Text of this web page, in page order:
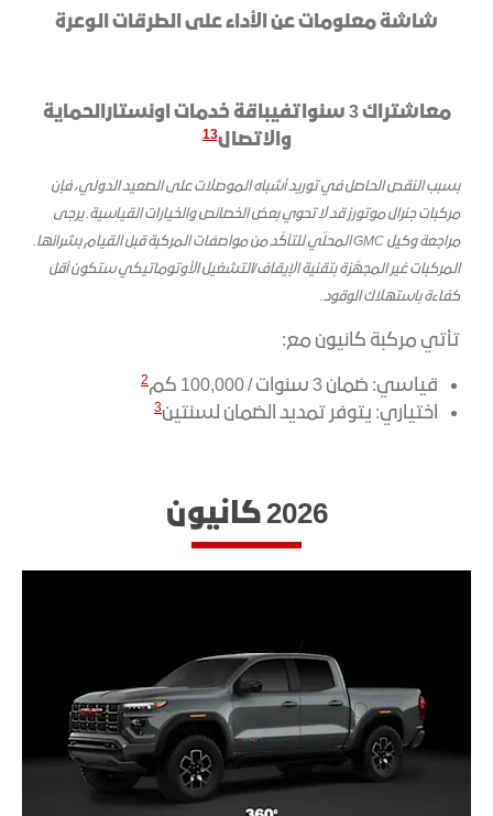
شاشة معلومات عن الأداء على الطرقات الوعرة
معاشتراك3 سنواتفيباقة خدمات اونستارالحماية
والاتصال13
بسبب النقص الحاصل في توريد أشباه الموصلات على الصعيد الدولي، فإن
مركبات جنرال موتورز قد لا تحوي بعض الخصائص والخيارات القياسية. يرجى
مراجعة وكيل GMC المحلّي للتأكّد من مواصفات المركبة قبل القيام بشرائها.
المركبات غير المجهَّزة بتقنية الإيقاف/التشغيل الأوتوماتيكي ستكون أقل
كفاءة باستهلاك الوقود.
تأتي مركبة كانيون مع:
قياسي: ضمان 3 سنوات / 100,000 كم
2
اختياري: يتوفر تمديد الضمان لسنتين3
2026 كانيون